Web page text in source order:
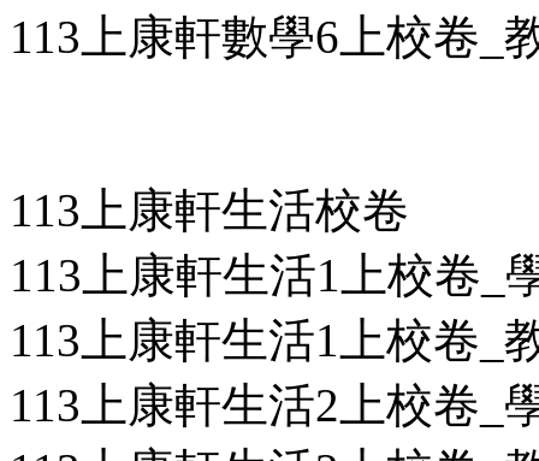
113上康軒數學6上校卷_
113上康軒生活校卷
113上康軒生活1上校卷_
113上康軒生活1上校卷_
113上康軒生活2上校卷_